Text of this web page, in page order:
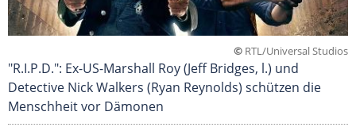
© RTL/Universal Studios
"R.I.P.D.": Ex-US-Marshall Roy (Jeff Bridges, l.) und
Detective Nick Walkers (Ryan Reynolds) schützen die
Menschheit vor Dämonen